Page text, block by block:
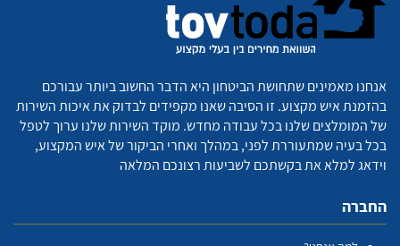
אנחנו מאמינים שתחושת הביטחון היא הדבר החשוב ביותר עבורכם
בהזמנת איש מקצוע. זו הסיבה שאנו מקפידים לבדוק את איכות השירות
של המומלצים שלנו בכל עבודה מחדש. מוקד השירות שלנו ערוך לטפל
בכל בעיה שמתעוררת לפני, במהלך ואחרי הביקור של איש המקצוע,
וידאג למלא את בקשתכם לשביעות רצונכם המלאה
החברה